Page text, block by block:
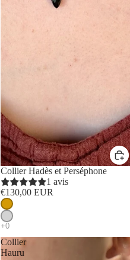
Collier Hadès et Perséphone
1 avis
€130,00 EUR
Collier
Hauru